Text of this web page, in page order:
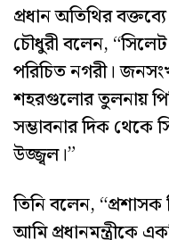
প্রধান অতিথির
চৌধুরী বলেন,
পরিচিত নগরী।
শহরগুলোর তুলনায়
সম্ভাবনার দিক থেকে
উজ্জ্বল।”
তিনি বলেন, “প্রশাসক
আমি প্রধানমন্ত্রীকে